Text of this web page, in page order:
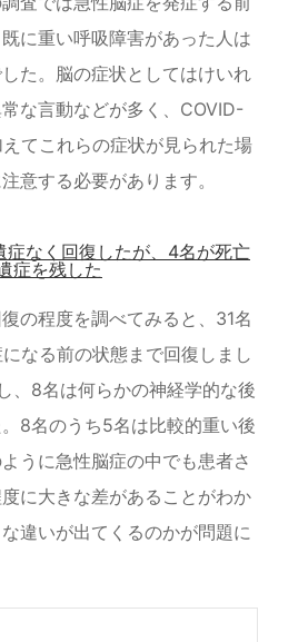
に重い呼吸障害があった人は
た。脳の症状としてはけいれ
な言動などが多く、COVID-
てこれらの症状が見られた場
意する必要があります。
症なく回復したが、4名が死亡
症を残した
の程度を調べてみると、31名
なる前の状態まで回復しまし
、8名は何らかの神経学的な後
8名のうち5名は比較的重い後
うに急性脳症の中でも患者さ
に大きな差があることがわか
違いが出てくるのかが問題に